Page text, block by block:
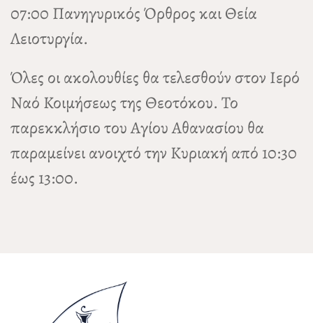
07:00 Πανηγυρικός Όρθρος και Θεία
Λειοτυργία.
Όλες οι ακολουθίες θα τελεσθούν στον Ιερό
Ναό Κοιμήσεως της Θεοτόκου. Το
παρεκκλήσιο του Αγίου Αθανασίου θα
παραμείνει ανοιχτό την Κυριακή από 10:30
έως 13:00.